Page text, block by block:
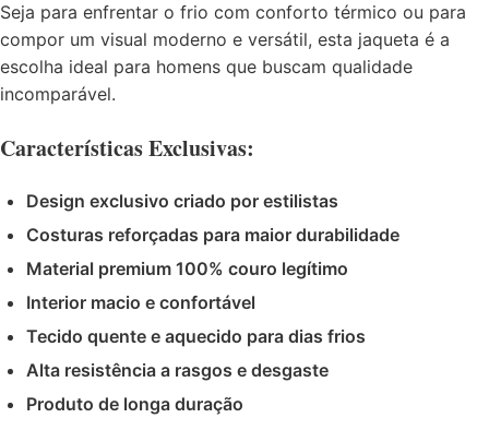
Seja para enfrentar o frio com conforto térmico ou para
compor um visual moderno e versátil, esta jaqueta é a
escolha ideal para homens que buscam qualidade
incomparável.
Características Exclusivas:
Design exclusivo criado por estilistas
Costuras reforçadas para maior durabilidade
Material premium 100% couro legítimo
Interior macio e confortável
Tecido quente e aquecido para dias frios
Alta resistência a rasgos e desgaste
Produto de longa duração